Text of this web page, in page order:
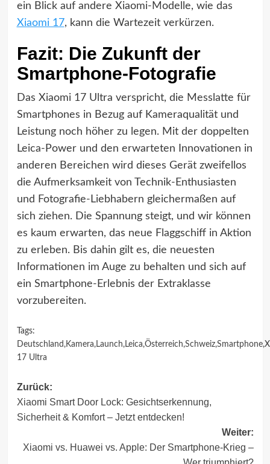
ein Blick auf andere Xiaomi-Modelle, wie das
Xiaomi 17, kann die Wartezeit verkürzen.
Fazit: Die Zukunft der
Smartphone-Fotografie
Das Xiaomi 17 Ultra verspricht, die Messlatte für
Smartphones in Bezug auf Kameraqualität und
Leistung noch höher zu legen. Mit der doppelten
Leica-Power und den erwarteten Innovationen in
anderen Bereichen wird dieses Gerät zweifellos
die Aufmerksamkeit von Technik-Enthusiasten
und Fotografie-Liebhabern gleichermaßen auf
sich ziehen. Die Spannung steigt, und wir können
es kaum erwarten, das neue Flaggschiff in Aktion
zu erleben. Bis dahin gilt es, die neuesten
Informationen im Auge zu behalten und sich auf
ein Smartphone-Erlebnis der Extraklasse
vorzubereiten.
Tags:
Deutschland ,Kamera,Launch,Leica,Österreich,Schweiz,Smartphone,
17 Ultra
Beitragsnavigation
Zurück:
Xiaomi Smart Door Lock: Gesichtserkennung,
Sicherheit & Komfort – Jetzt entdecken!
Weiter:
Xiaomi vs. Huawei vs. Apple: Der Smartphone-Krieg –